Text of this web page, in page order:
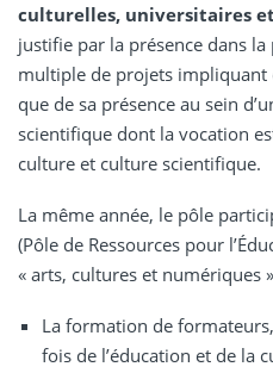
culturelles, universitaires
justifie par la présence dans
multiple de projets impliquant
que de sa présence au sein
scientifique dont la vocation
culture et culture scientifique.
La même année, le pôle
(Pôle de Ressources pour
« arts, cultures et numériques
La formation de
fois de l’éducation et de la